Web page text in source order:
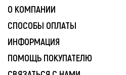
О КОМПАНИИ
СПОСОБЫ ОПЛАТЫ
ИНФОРМАЦИЯ
ПОМОЩЬ ПОКУПАТЕЛЮ